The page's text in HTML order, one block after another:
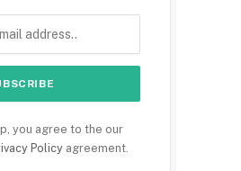
you agree to the our
Policy agreement.